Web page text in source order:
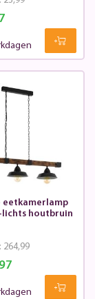
eetkamerlamp
lichts houtbruin
264,99